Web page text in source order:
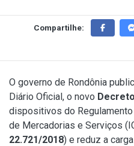
Compartilhe:
O governo de Rondônia
Diário Oficial, o novo
dispositivos do
de Mercadorias e Serviços
22.721/2018) e reduz a